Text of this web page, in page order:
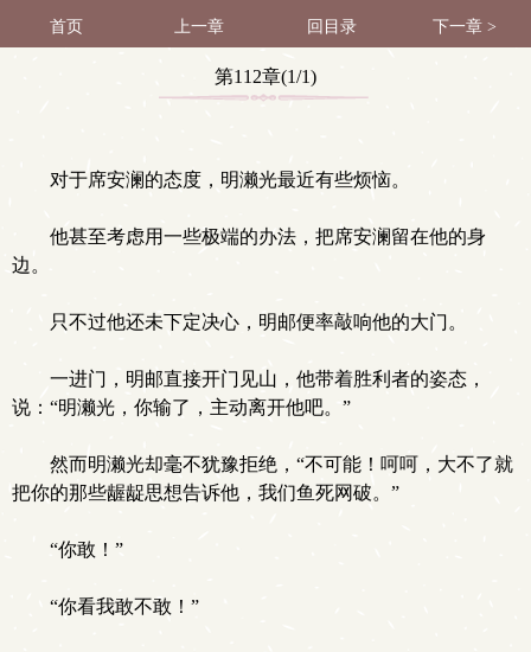
首页 上一章 回目录 下一章 >
第112章(1/1)
对于席安澜的态度，明濑光最近有些烦恼。
他甚至考虑用一些极端的办法，把席安澜留在他的身
边。
只不过他还未下定决心，明邮便率敲响他的大门。
一进门，明邮直接开门见山，他带着胜利者的姿态，
说：“明濑光，你输了，主动离开他吧。”
然而明濑光却毫不犹豫拒绝，“不可能！呵呵，大不了就
把你的那些龌龊思想告诉他，我们鱼死网破。”
“你敢！”
“你看我敢不敢！”